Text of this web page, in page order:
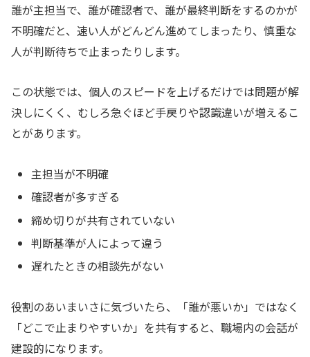
誰が主担当で、誰が確認者で、誰が最終判断をするのかが
不明確だと、速い人がどんどん進めてしまったり、慎重な
人が判断待ちで止まったりします。
この状態では、個人のスピードを上げるだけでは問題が解
決しにくく、むしろ急ぐほど手戻りや認識違いが増えるこ
とがあります。
主担当が不明確
確認者が多すぎる
締め切りが共有されていない
判断基準が人によって違う
遅れたときの相談先がない
役割のあいまいさに気づいたら、「誰が悪いか」ではなく
「どこで止まりやすいか」を共有すると、職場内の会話が
建設的になります。